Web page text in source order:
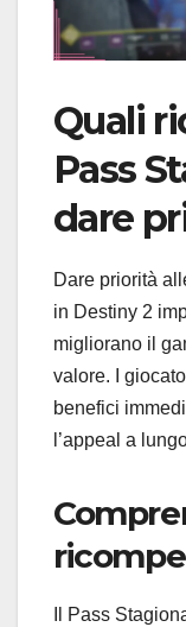
Quali
Pass
dare
Dare priorità
in Destiny 2
migliorano il
valore. I
benefici
l’appeal a
Il Pass